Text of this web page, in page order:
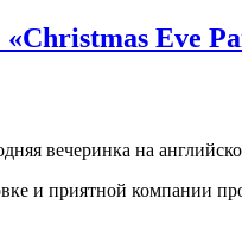
Eve
вечеринка на
и приятной компании